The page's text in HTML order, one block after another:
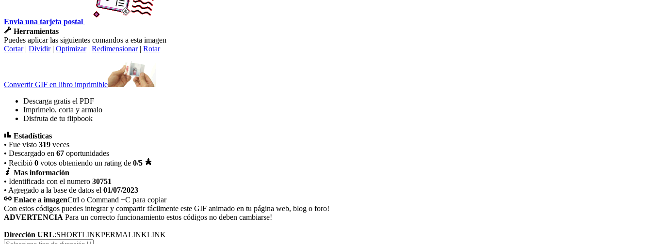
Envia una tarjeta postal
Herramientas
Puedes aplicar las siguientes comandos a esta imagen
Cortar| Dividir| Optimizar| Redimensionar| Rotar
Convertir GIF en libro imprimible
Descarga gratis el PDF
Imprimelo, corta y armalo
Disfruta de tu flipbook
Estadísticas
• Fue visto 319 veces
• Descargado en 67 oportunidades
• Recibió 0 votos obteniendo un rating de 0/5
Mas información
• Identificada con el numero 30751
• Agregado a la base de datos el 01/07/2023
Enlace a imagenCtrl o Command +C para copiar
Con estos códigos puedes integrar y compartir fácilmente este GIF animado en tu página web, blog o foro!
ADVERTENCIA Para un correcto funcionamiento estos códigos no deben cambiarse!
Dirección URL:SHORTLINKPERMALINKLINK